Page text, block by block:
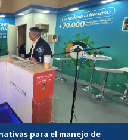
para el manejo de